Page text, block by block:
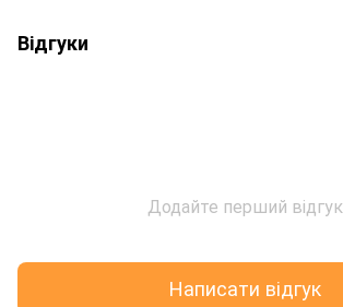
Відгуки
Додайте перший відгук
Написати відгук